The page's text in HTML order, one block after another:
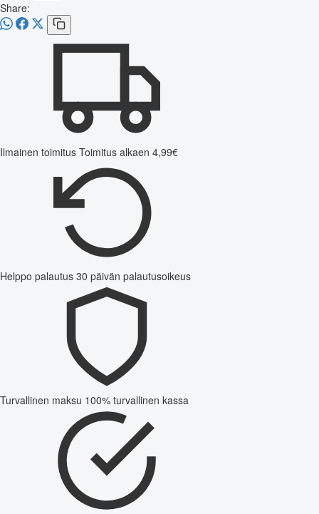
Share:
Ilmainen toimitus Toimitus alkaen 4,99€
Helppo palautus 30 päivän palautusoikeus
Turvallinen maksu 100% turvallinen kassa